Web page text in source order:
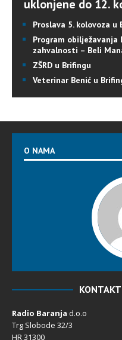
uklonjene do 12.
Proslava 5. kolovoza
Program obilježavanja
zahvalnosti – Beli
ZŠRD u Brifingu
Veterinar Benić u
O NAMA
Radio Baranja d.o.o
Trg Slobode 32/3
HR 31300